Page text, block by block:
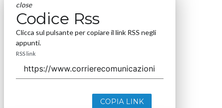
close
Codice Rss
Clicca sul pulsante per copiare il link RSS negli
appunti.
RSS link
COPIA LINK